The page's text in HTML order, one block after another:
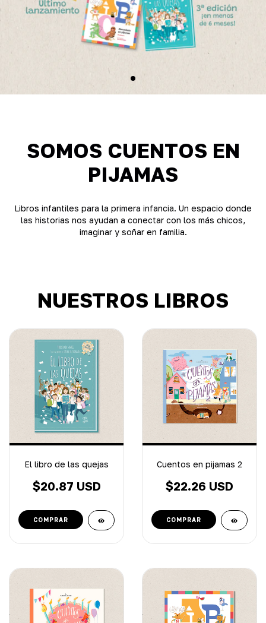
SOMOS CUENTOS EN
PIJAMAS
Libros infantiles para la primera infancia. Un espacio donde
las historias nos ayudan a conectar con los más chicos,
imaginar y soñar en familia.
NUESTROS LIBROS
El libro de las quejas
$20.87 USD
Cuentos en pijamas 2
$22.26 USD